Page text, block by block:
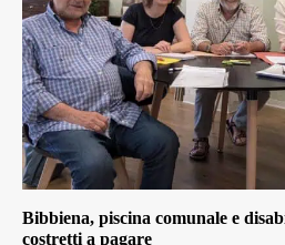
Bibbiena, piscina comunale e
costretti a pagare